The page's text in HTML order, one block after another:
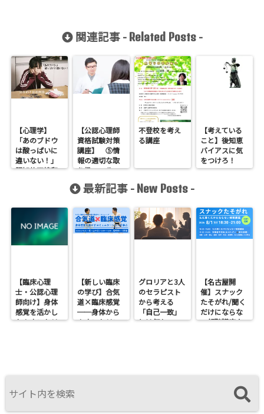
関連記事 - Related Posts-
【心理学】
「あのブドウ
は酸っぱいに
違いない！」
認知的不協和
【公認心理師
資格試験対策
講座】 ⑤情
報の適切な取
り扱い その
ームドコンセ
と連携」
不登校を考え
る講座
【考えている
こと】後知恵
バイアスに気
をつけろ！
最新記事 - New Posts -
【臨床心理
士・公認心理
師向け】身体
感覚を活かし
たカウンセリ
【新しい臨床
の学び】合気
道×臨床感覚
──身体から
カウンセリン
グロリアと3人
のセラピスト
から考える
「自己一致」
とは何か──
【名古屋開
催】スナック
たそがれ/聞く
だけにならな
い傾聴講座